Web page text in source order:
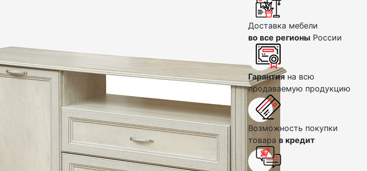
Доставка мебели
во все регионы России
Гарантия на всю
продаваемую продукцию
Возможность покупки
товара в кредит